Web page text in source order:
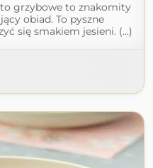
grzybowe to znakomity
obiad. To pyszne
się smakiem jesieni. (...)